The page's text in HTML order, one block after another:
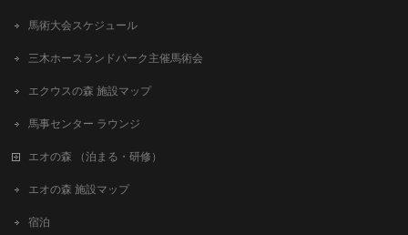
馬術大会スケジュール
三木ホースランドパーク主催馬術会
エクウスの森 施設マップ
馬事センター ラウンジ
エオの森 （泊まる・研修）
エオの森 施設マップ
宿泊